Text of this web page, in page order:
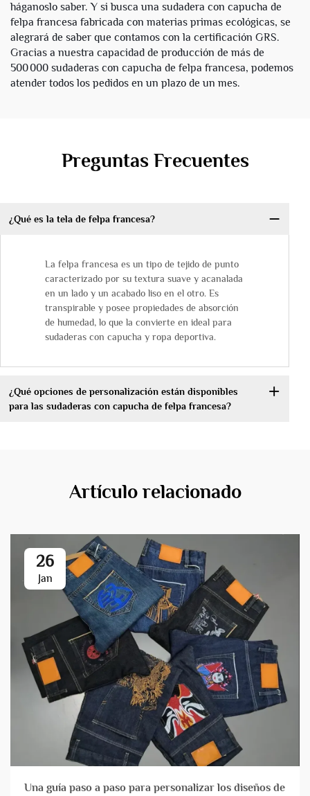
háganoslo saber. Y si busca una sudadera con capucha de
felpa francesa fabricada con materias primas ecológicas, se
alegrará de saber que contamos con la certificación GRS.
Gracias a nuestra capacidad de producción de más de
500 000 sudaderas con capucha de felpa francesa, podemos
atender todos los pedidos en un plazo de un mes.
Preguntas Frecuentes
¿Qué es la tela de felpa francesa?
La felpa francesa es un tipo de tejido de punto
caracterizado por su textura suave y acanalada
en un lado y un acabado liso en el otro. Es
transpirable y posee propiedades de absorción
de humedad, lo que la convierte en ideal para
sudaderas con capucha y ropa deportiva.
¿Qué opciones de personalización están disponibles
para las sudaderas con capucha de felpa francesa?
Artículo relacionado
26
Jan
Una guía paso a paso para personalizar los diseños de